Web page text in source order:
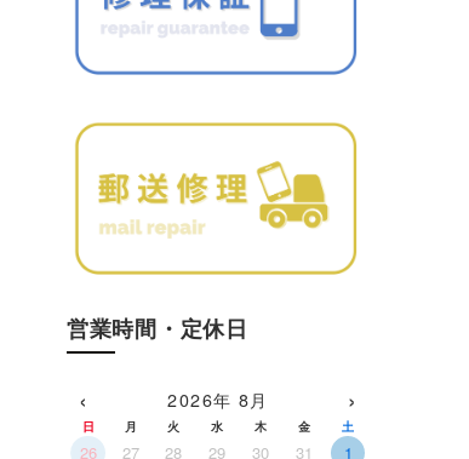
営業時間・定休日
‹ 2026年 8月 ›
日 月 火 水 木 金 土
26 27 28 29 30 31
1